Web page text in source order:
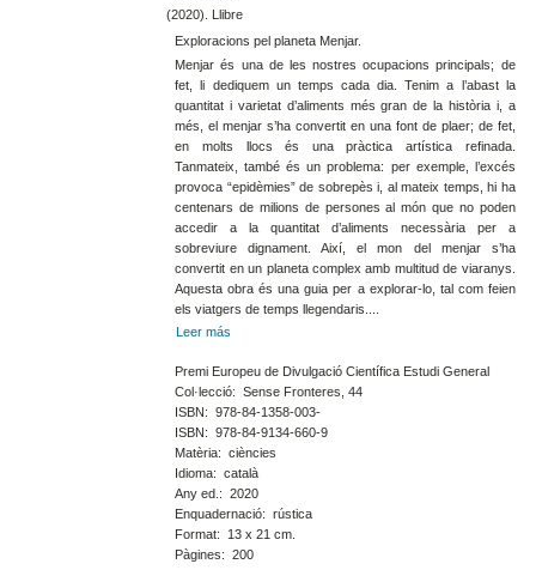
(2020). Llibre
Exploracions pel planeta Menjar.
Menjar és una de les nostres ocupacions principals; de
fet, li dediquem un temps cada dia. Tenim a l’abast la
quantitat i varietat d’aliments més gran de la història i, a
més, el menjar s’ha convertit en una font de plaer; de fet,
en molts llocs és una pràctica artística refinada.
Tanmateix, també és un problema: per exemple, l’excés
provoca “epidèmies” de sobrepès i, al mateix temps, hi ha
centenars de milions de persones al món que no poden
accedir a la quantitat d’aliments necessària per a
sobreviure dignament. Així, el mon del menjar s’ha
convertit en un planeta complex amb multitud de viaranys.
Aquesta obra és una guia per a explorar-lo, tal com feien
els viatgers de temps llegendaris....
Leer más
Premi Europeu de Divulgació Científica Estudi General
Col·lecció: Sense Fronteres, 44
ISBN: 978-84-1358-003-
ISBN: 978-84-9134-660-9
Matèria: ciències
Idioma: català
Any ed.: 2020
Enquadernació: rústica
Format: 13 x 21 cm.
Pàgines: 200